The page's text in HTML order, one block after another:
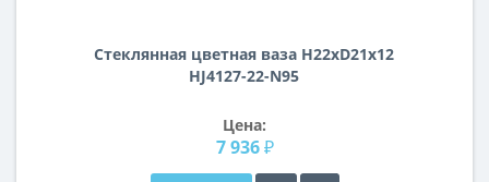
Стеклянная цветная ваза H22xD21x12
HJ4127-22-N95
Цена:
7 936 ₽